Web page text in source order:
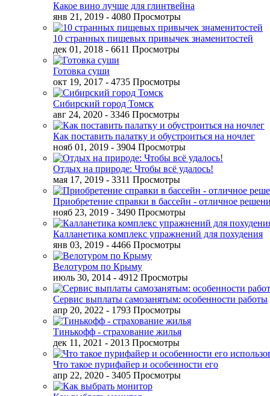
Какое вино лучше для глинтвейна
янв 21, 2019 - 4080 Просмотры
10 странных пищевых привычек знаменитостей
дек 01, 2018 - 6611 Просмотры
Готовка суши
окт 19, 2017 - 4735 Просмотры
Сибирский город Томск
авг 24, 2020 - 3346 Просмотры
Как поставить палатку и обустроиться на ночлег
нояб 01, 2019 - 3904 Просмотры
Отдых на природе: Чтобы всё удалось!
мая 17, 2019 - 3311 Просмотры
Приобретение справки в бассейн - отличное
нояб 23, 2019 - 3490 Просмотры
Калланетика комплекс упражнений для похудения
янв 03, 2019 - 4466 Просмотры
Велотуром по Крыму
июль 30, 2014 - 4912 Просмотры
Сервис выплаты самозанятым: особенности работы
апр 20, 2022 - 1793 Просмотры
Тинькофф - страхование жилья
дек 11, 2021 - 2013 Просмотры
Что такое пурифайер и особенности его
апр 22, 2020 - 3405 Просмотры